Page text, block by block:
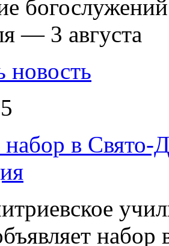
— 3 августа
новость
в Свято-
набор